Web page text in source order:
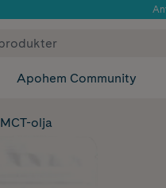
✓ Fri frakt
Apohem Community
MCT-olja